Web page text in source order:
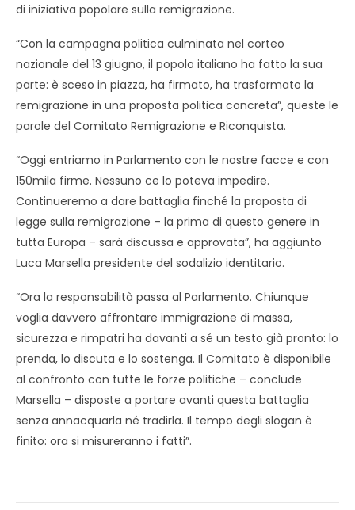
di iniziativa popolare sulla remigrazione.
“Con la campagna politica culminata nel corteo
nazionale del 13 giugno, il popolo italiano ha fatto la sua
parte: è sceso in piazza, ha firmato, ha trasformato la
remigrazione in una proposta politica concreta”, queste le
parole del Comitato Remigrazione e Riconquista.
“Oggi entriamo in Parlamento con le nostre facce e con
150mila firme. Nessuno ce lo poteva impedire.
Continueremo a dare battaglia finché la proposta di
legge sulla remigrazione – la prima di questo genere in
tutta Europa – sarà discussa e approvata”, ha aggiunto
Luca Marsella presidente del sodalizio identitario.
“Ora la responsabilità passa al Parlamento. Chiunque
voglia davvero affrontare immigrazione di massa,
sicurezza e rimpatri ha davanti a sé un testo già pronto: lo
prenda, lo discuta e lo sostenga. Il Comitato è disponibile
al confronto con tutte le forze politiche – conclude
Marsella – disposte a portare avanti questa battaglia
senza annacquarla né tradirla. Il tempo degli slogan è
finito: ora si misureranno i fatti”.